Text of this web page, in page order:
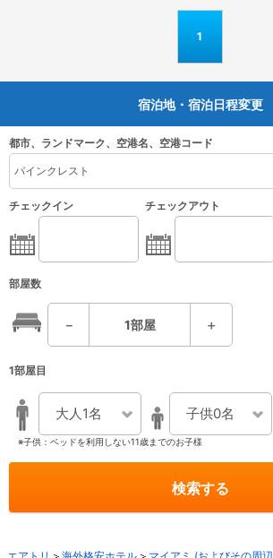
1
宿泊地・宿泊日程変更
都市、ランドマーク、空港名、空港コード
チェックイン チェックアウト
部屋数
－ 1部屋 ＋
1部屋目
大人1名 子供0名
※子供：ベッドを利用しない11歳までのお子様
検索する